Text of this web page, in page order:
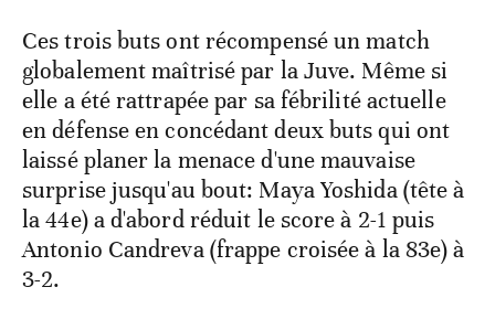
Ces trois buts ont récompensé un match
globalement maîtrisé par la Juve. Même si
elle a été rattrapée par sa fébrilité actuelle
en défense en concédant deux buts qui ont
laissé planer la menace d'une mauvaise
surprise jusqu'au bout: Maya Yoshida (tête à
la 44e) a d'abord réduit le score à 2-1 puis
Antonio Candreva (frappe croisée à la 83e) à
3-2.